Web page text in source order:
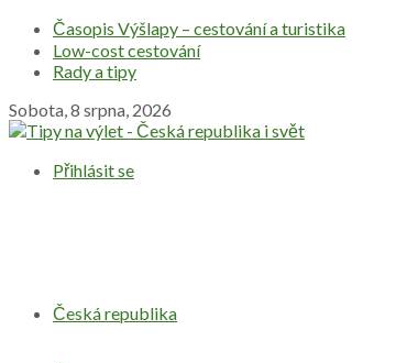
Časopis Výšlapy – cestování a turistika
Low-cost cestování
Rady a tipy
Sobota, 8 srpna, 2026
Přihlásit se
Česká republika